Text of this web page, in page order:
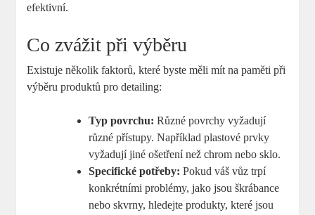
efektivní.
Co zvážit při výběru
Existuje⁣ několik faktorů, ‌které byste⁣ měli mít na ​paměti při
výběru ‌produktů ​pro ‍detailing:
Typ povrchu: Různé povrchy vyžadují ​
různé přístupy. Například plastové prvky
⁢vyžadují jiné ošetření než chrom nebo sklo.
Specifické potřeby: ⁤Pokud váš vůz ⁢trpí
konkrétními problémy, jako jsou⁤ škrábance
nebo skvrny,⁣ hledejte ⁣produkty, které jsou